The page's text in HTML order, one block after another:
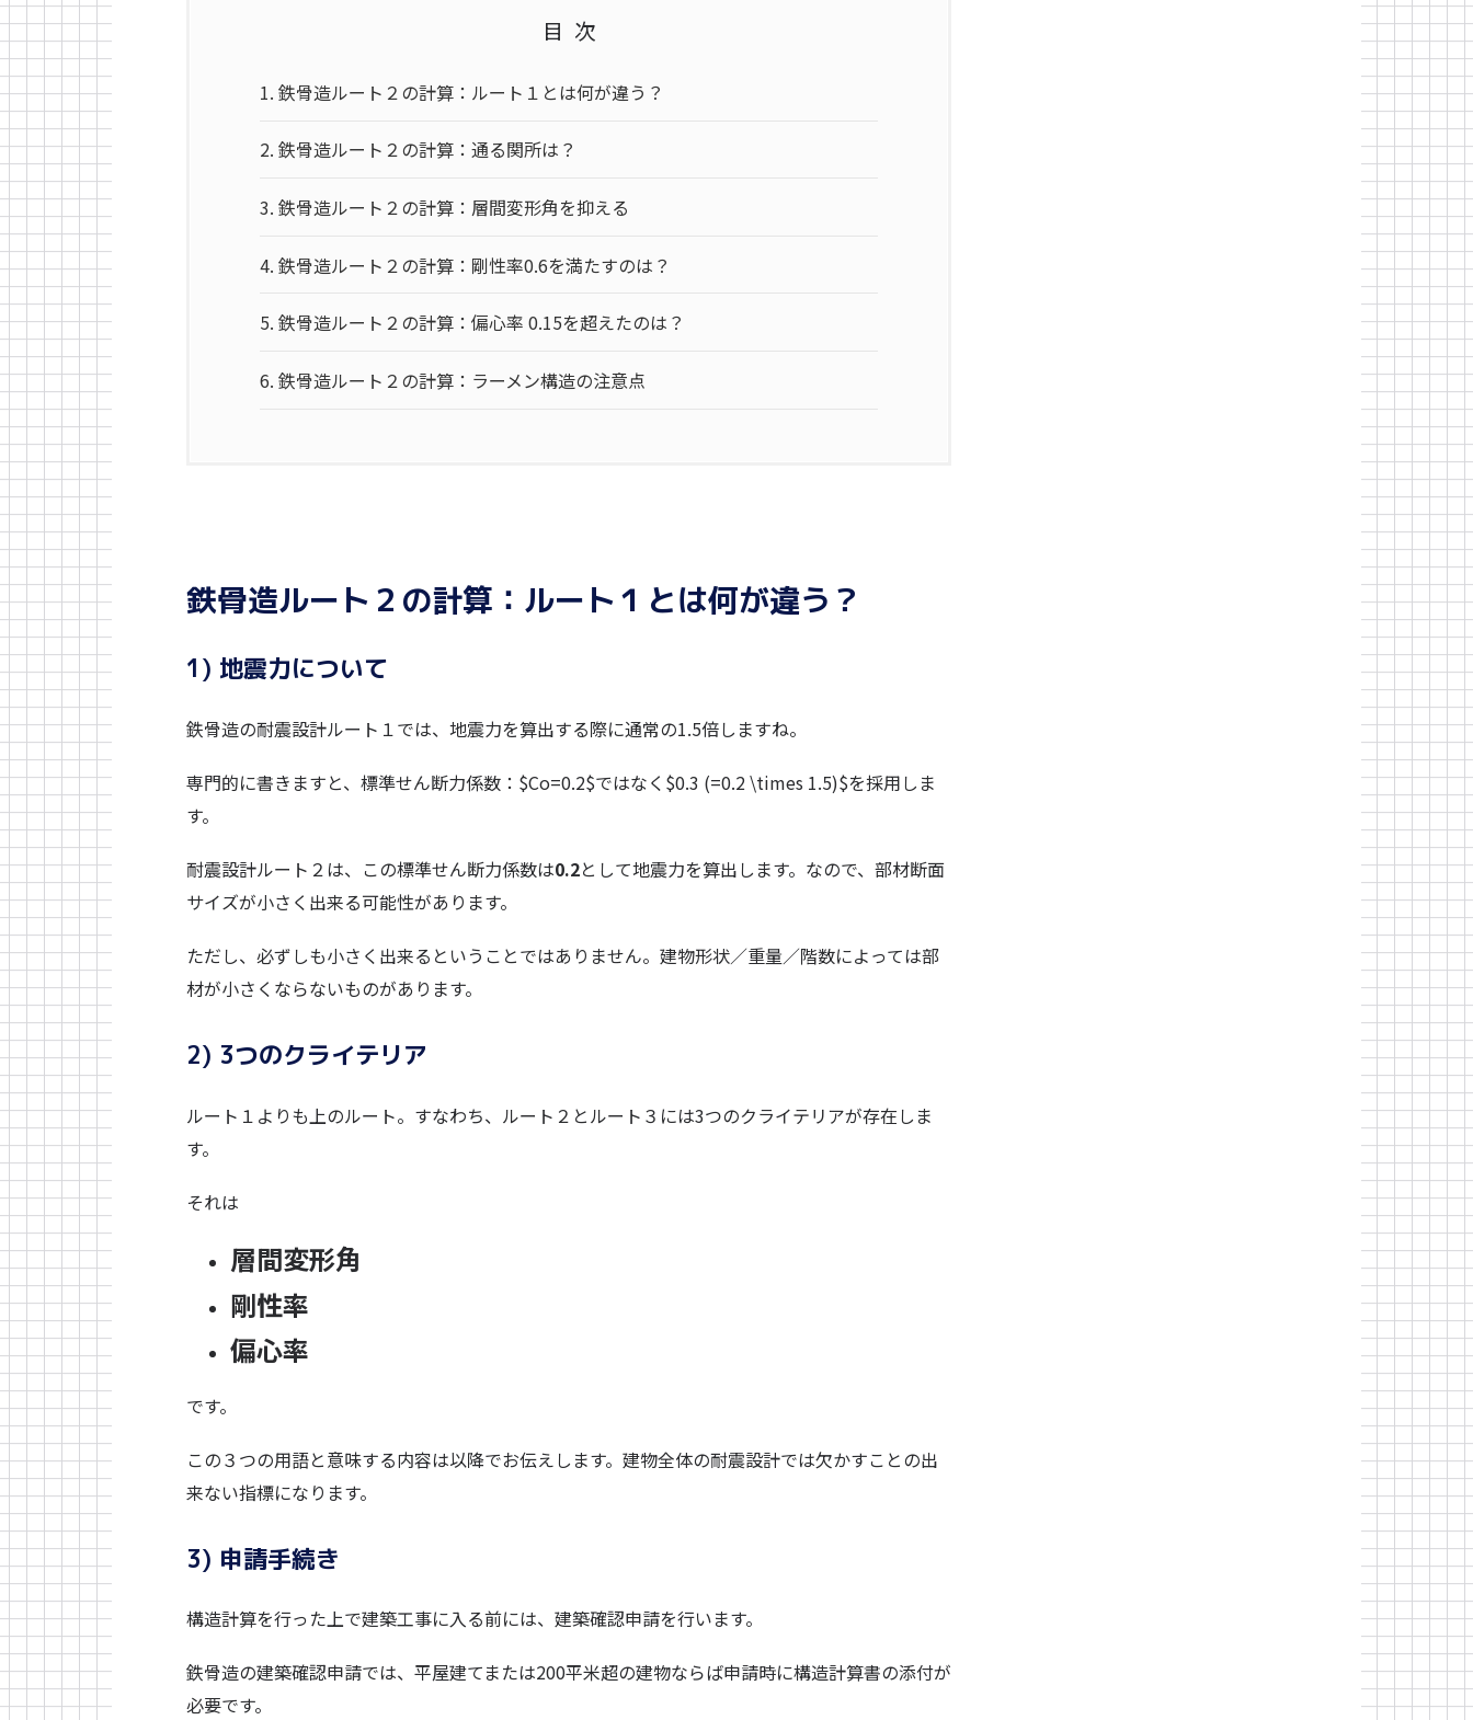
目次
1. 鉄骨造ルート２の計算：ルート１とは何が違う？
2. 鉄骨造ルート２の計算：通る関所は？
3. 鉄骨造ルート２の計算：層間変形角を抑える
4. 鉄骨造ルート２の計算：剛性率0.6を満たすのは？
5. 鉄骨造ルート２の計算：偏心率 0.15を超えたのは？
6. 鉄骨造ルート２の計算：ラーメン構造の注意点
鉄骨造ルート２の計算：ルート１とは何が違う？
1) 地震力について
鉄骨造の耐震設計ルート１では、地震力を算出する際に通常の1.5倍しますね。
専門的に書きますと、標準せん断力係数：$Co=0.2$ではなく$0.3 (=0.2 \times 1.5)$を採用しま
す。
耐震設計ルート２は、この標準せん断力係数は0.2として地震力を算出します。なので、部材断面
サイズが小さく出来る可能性があります。
ただし、必ずしも小さく出来るということではありません。建物形状／重量／階数によっては部
材が小さくならないものがあります。
2) 3つのクライテリア
ルート１よりも上のルート。すなわち、ルート２とルート３には3つのクライテリアが存在しま
す。
それは
層間変形角
剛性率
偏心率
です。
この３つの用語と意味する内容は以降でお伝えします。建物全体の耐震設計では欠かすことの出
来ない指標になります。
3) 申請手続き
構造計算を行った上で建築工事に入る前には、建築確認申請を行います。
鉄骨造の建築確認申請では、平屋建てまたは200平米超の建物ならば申請時に構造計算書の添付が
必要です。